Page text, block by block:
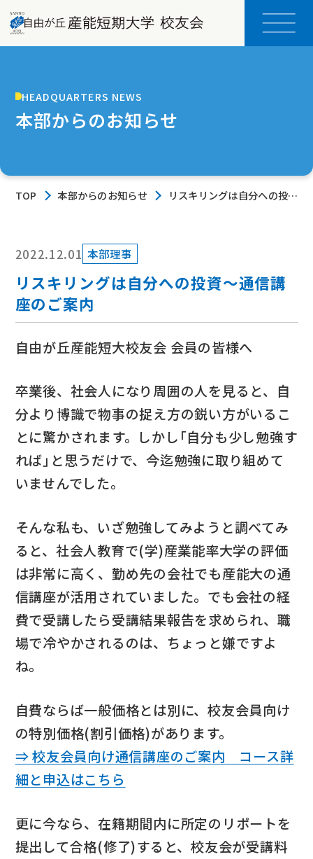
HEADQUARTERS NEWS
本部からのお知らせ
TOP 本部からのお知らせ
リスキリングは自分への投資
2022.12.01 本部理事
リスキリングは自分への投資～通信講
座のご案内
自由が丘産能短大校友会 会員の皆様へ
卒業後、社会人になり周囲の人を見ると、自
分より博識で物事の捉え方の鋭い方がいるこ
とに驚かされます。しかし｢自分も少し勉強す
れば｣と思うだけで、今迄勉強に取り組めて
いませんでした。
そんな私も、いざ勉強してみようと調べてみ
ると、社会人教育で(学)産業能率大学の評価
は非常に高く、勤め先の会社でも産能大の通
信講座が活用されていました。でも会社の経
費で受講したら受講結果報告を求められ、職
場で冷やかされるのは、ちょっと嫌ですよ
ね。
自費ならば一般価格とは別に、校友会員向け
の特別価格(割引価格)があります。
⇒ 校友会員向け通信講座のご案内 コース詳
細と申込はこちら
更に今なら、在籍期間内に所定のリポートを
提出して合格(修了)すると、校友会が受講料